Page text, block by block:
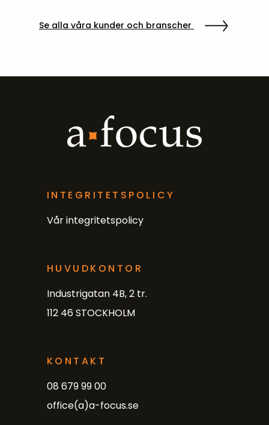
Se alla våra kunder och branscher
INTEGRITETSPOLICY
Vår integritetspolicy
HUVUDKONTOR
Industrigatan 4B, 2 tr.
112 46 STOCKHOLM
KONTAKT
08 679 99 00
office(a)a-focus.se